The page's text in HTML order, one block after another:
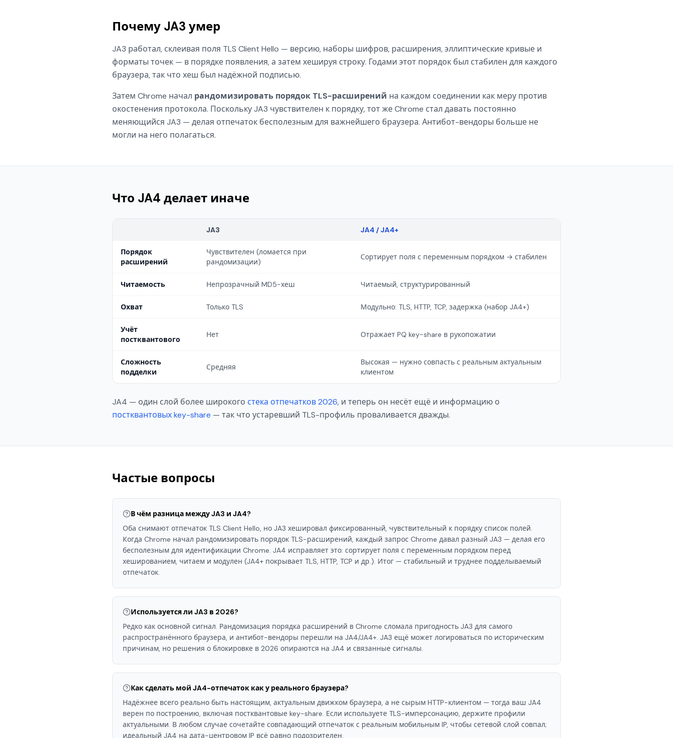
Почему JA3 умер
JA3 работал, склеивая поля TLS Client Hello — версию, наборы шифров, расширения, эллиптические кривые и
форматы точек — в порядке появления, а затем хешируя строку. Годами этот порядок был стабилен для каждого
браузера, так что хеш был надёжной подписью.
Затем Chrome начал рандомизировать порядок TLS-расширений на каждом соединении как меру против
окостенения протокола. Поскольку JA3 чувствителен к порядку, тот же Chrome стал давать постоянно
меняющийся JA3 — делая отпечаток бесполезным для важнейшего браузера. Антибот-вендоры больше не
могли на него полагаться.
Что JA4 делает иначе
JA3 JA4 / JA4+
Порядок
расширений
Чувствителен (ломается при
рандомизации)
Сортирует поля с переменным порядком → стабилен
Читаемость Непрозрачный MD5-хеш Читаемый, структурированный
Охват Только TLS Модульно: TLS, HTTP, TCP, задержка (набор JA4+)
Учёт
постквантового
Нет Отражает PQ key-share в рукопожатии
Сложность
подделки
Средняя
Высокая — нужно совпасть с реальным актуальным
клиентом
JA4 — один слой более широкого стека отпечатков 2026, и теперь он несёт ещё и информацию о
постквантовых key-share — так что устаревший TLS-профиль проваливается дважды.
Частые вопросы
В чём разница между JA3 и JA4?
Оба снимают отпечаток TLS Client Hello, но JA3 хешировал фиксированный, чувствительный к порядку список полей.
Когда Chrome начал рандомизировать порядок TLS-расширений, каждый запрос Chrome давал разный JA3 — делая его
бесполезным для идентификации Chrome. JA4 исправляет это: сортирует поля с переменным порядком перед
хешированием, читаем и модулен (JA4+ покрывает TLS, HTTP, TCP и др.). Итог — стабильный и труднее подделываемый
отпечаток.
Используется ли JA3 в 2026?
Редко как основной сигнал. Рандомизация порядка расширений в Chrome сломала пригодность JA3 для самого
распространённого браузера, и антибот-вендоры перешли на JA4/JA4+. JA3 ещё может логироваться по историческим
причинам, но решения о блокировке в 2026 опираются на JA4 и связанные сигналы.
Как сделать мой JA4-отпечаток как у реального браузера?
Надёжнее всего реально быть настоящим, актуальным движком браузера, а не сырым HTTP-клиентом — тогда ваш JA4
верен по построению, включая постквантовые key-share. Если используете TLS-имперсонацию, держите профили
актуальными. В любом случае сочетайте совпадающий отпечаток с реальным мобильным IP, чтобы сетевой слой совпал;
идеальный JA4 на дата-центровом IP всё равно подозрителен.